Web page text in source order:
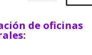
de oficinas